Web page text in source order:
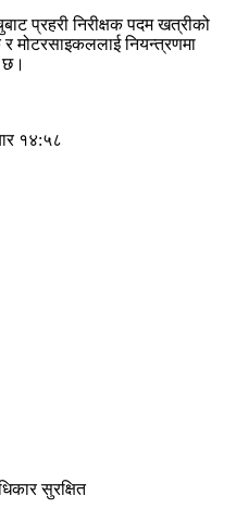
प्रहरी निरीक्षक पदम खत्रीको
मोटरसाइकललाई नियन्त्रणमा
१४:५८
सुरक्षित